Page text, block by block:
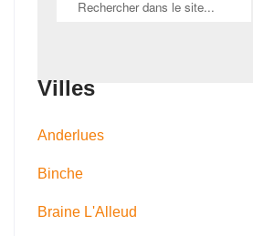
Villes
Anderlues
Binche
Braine L'Alleud